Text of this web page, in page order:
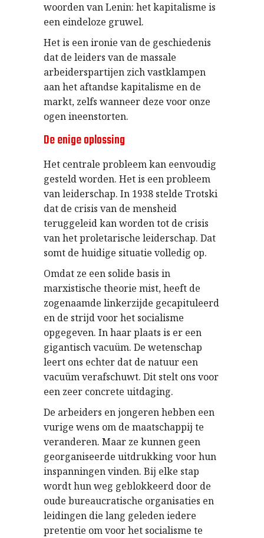
woorden van Lenin: het kapitalisme is
een eindeloze gruwel.
Het is een ironie van de geschiedenis
dat de leiders van de massale
arbeiderspartijen zich vastklampen
aan het aftandse kapitalisme en de
markt, zelfs wanneer deze voor onze
ogen ineenstorten.
De enige oplossing
Het centrale probleem kan eenvoudig
gesteld worden. Het is een probleem
van leiderschap. In 1938 stelde Trotski
dat de crisis van de mensheid
teruggeleid kan worden tot de crisis
van het proletarische leiderschap. Dat
somt de huidige situatie volledig op.
Omdat ze een solide basis in
marxistische theorie mist, heeft de
zogenaamde linkerzijde gecapituleerd
en de strijd voor het socialisme
opgegeven. In haar plaats is er een
gigantisch vacuüm. De wetenschap
leert ons echter dat de natuur een
vacuüm verafschuwt. Dit stelt ons voor
een zeer concrete uitdaging.
De arbeiders en jongeren hebben een
vurige wens om de maatschappij te
veranderen. Maar ze kunnen geen
georganiseerde uitdrukking voor hun
inspanningen vinden. Bij elke stap
wordt hun weg geblokkeerd door de
oude bureaucratische organisaties en
leidingen die lang geleden iedere
pretentie om voor het socialisme te